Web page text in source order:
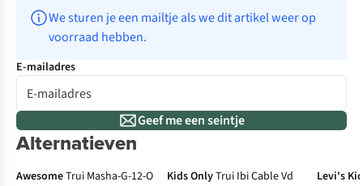
We sturen je een mailtje als we dit artikel weer op
voorraad hebben.
E-mailadres
Geef me een seintje
Alternatieven
AwesomeTrui Masha-G-12-O Kids OnlyTrui Ibi Cable Vd Levi's